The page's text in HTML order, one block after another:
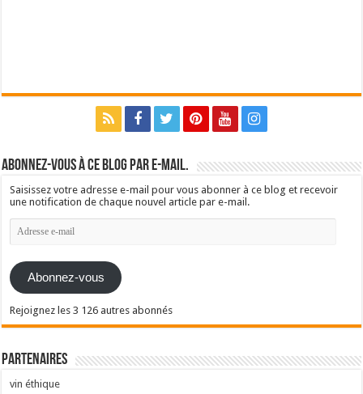
Abonnez-vous à ce blog par e-mail.
Saisissez votre adresse e-mail pour vous abonner à ce blog et recevoir
une notification de chaque nouvel article par e-mail.
Adresse
e-
Abonnez-vous
Rejoignez les 3 126 autres abonnés
Partenaires
vin éthique